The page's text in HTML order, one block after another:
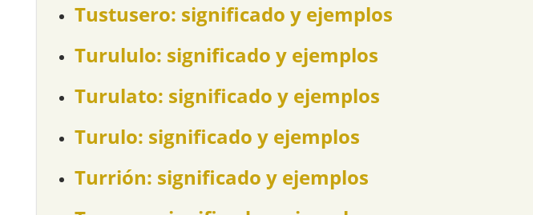
Tustusero: significado y ejemplos
Turululo: significado y ejemplos
Turulato: significado y ejemplos
Turulo: significado y ejemplos
Turrión: significado y ejemplos